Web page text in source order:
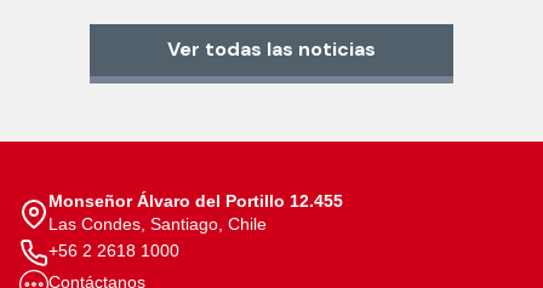
Ver todas las noticias
Monseñor Álvaro del Portillo 12.455
Las Condes, Santiago, Chile
+56 2 2618 1000
Contáctanos